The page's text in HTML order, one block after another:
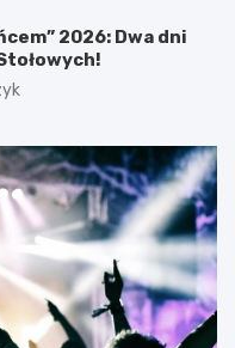
2026: Dwa dni